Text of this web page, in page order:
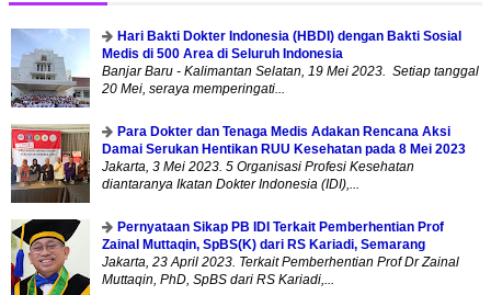
Hari Bakti Dokter Indonesia (HBDI) dengan Bakti Sosial
Medis di 500 Area di Seluruh Indonesia
Banjar Baru - Kalimantan Selatan, 19 Mei 2023. Setiap tanggal
20 Mei, seraya memperingati...
Para Dokter dan Tenaga Medis Adakan Rencana Aksi
Damai Serukan Hentikan RUU Kesehatan pada 8 Mei 2023
Jakarta, 3 Mei 2023. 5 Organisasi Profesi Kesehatan
diantaranya Ikatan Dokter Indonesia (IDI),...
Pernyataan Sikap PB IDI Terkait Pemberhentian Prof
Zainal Muttaqin, SpBS(K) dari RS Kariadi, Semarang
Jakarta, 23 April 2023. Terkait Pemberhentian Prof Dr Zainal
Muttaqin, PhD, SpBS dari RS Kariadi,...